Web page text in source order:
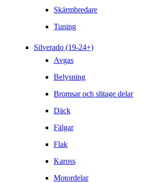
Skärmbredare
Tuning
Silverado (19-24+)
Avgas
Belysning
Bromsar och slitage delar
Däck
Fälgar
Flak
Kaross
Motordelar